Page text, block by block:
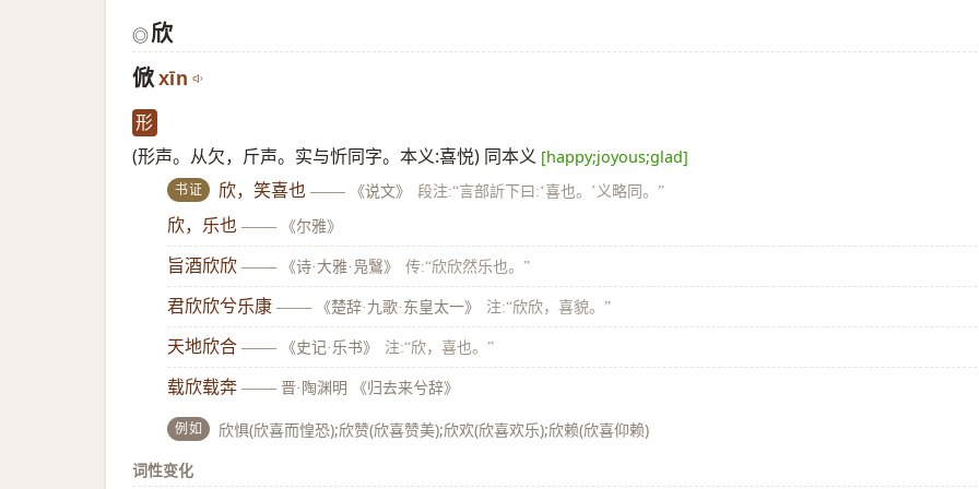
◎欣
俽 xīn
形
(形声。从欠，斤声。实与忻同字。本义:喜悦) 同本义 [happy;joyous;glad]
书证 欣，笑喜也 —— 《说文》 段注:“言部訢下曰:‘喜也。’义略同。”
欣，乐也 —— 《尔雅》
旨酒欣欣 —— 《诗·大雅·凫鷖》 传:“欣欣然乐也。”
君欣欣兮乐康 —— 《楚辞·九歌·东皇太一》 注:“欣欣，喜貌。”
天地欣合 —— 《史记·乐书》 注:“欣，喜也。”
载欣载奔 —— 晋·陶渊明 《归去来兮辞》
例如
欣惧(欣喜而惶恐);欣赞(欣喜赞美);欣欢(欣喜欢乐);欣赖(欣喜仰赖)
词性变化